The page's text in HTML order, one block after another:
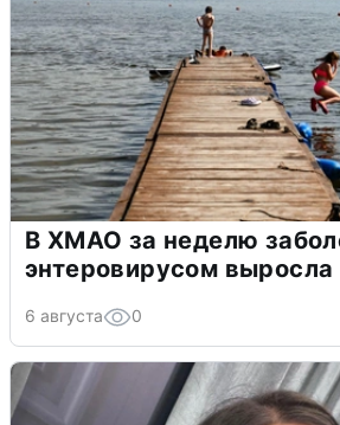
В ХМАО за неделю
энтеровирусом выросла
6 августа 0